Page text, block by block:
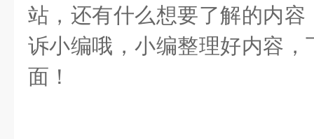
站，还有什么想要了解的内
诉小编哦，小编整理好内容
面！